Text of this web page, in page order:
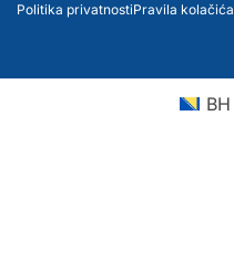
Politika privatnostiPravila kolačića
BH